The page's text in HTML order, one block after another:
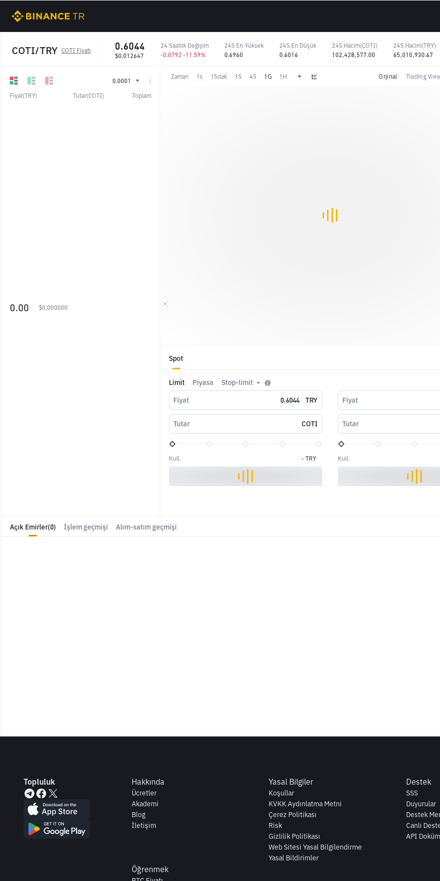
0.0001
Fiyat(TRY)
Tutar(COTI) Toplam
0.00 $0.000000
Zaman 1s 15dak 1S 4S 1G 1H Orjinal Trading
COTI/TRY COTI Fiyatı 0.6044
$0.012647
24 Saatlik Değişim
-0.0792 -11.59%
24S En Yüksek
0.6960
24S En Düşük
0.6016
24S Hacim(COTI)
102,428,577.00
24S Hacim(TRY)
65,010,930.67
Spot
Limit Piyasa
Stop-limit
Fiyat
TRY
Tutar COTI
Kull. - TRY
Fiyat
Tutar
Kull.
Açık Emirler(0) İşlem geçmişi Alım-satım geçmişi
Topluluk Hakkında
Ücretler
Akademi
Blog
İletişim
Yasal Bilgiler
Koşullar
KVKK Aydınlatma Metni
Çerez Politikası
Risk
Gizlilik Politikası
Web Sitesi Yasal Bilgilendirme
Yasal Bildirimler
Destek
SSS
Duyurular
Destek
Canlı
API
Öğrenmek